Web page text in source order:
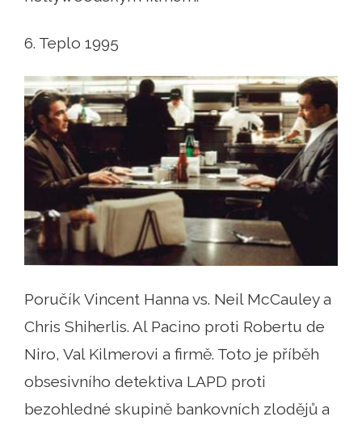
6. Teplo 1995
Poručík Vincent Hanna vs. Neil McCauley a
Chris Shiherlis. Al Pacino proti Robertu de
Niro, Val Kilmerovi a firmě. Toto je příběh
obsesivního detektiva LAPD proti
bezohledné skupině bankovních zlodějů a